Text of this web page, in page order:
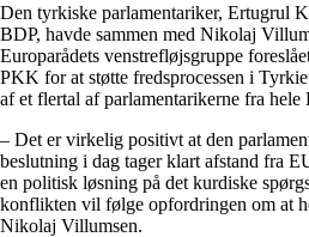
Den tyrkiske parlamentariker, Ertugrul
BDP, havde sammen med Nikolaj
Europarådets venstrefløjsgruppe
PKK for at støtte fredsprocessen i
af et flertal af parlamentarikerne fra hele
– Det er virkelig positivt at den
beslutning i dag tager klart afstand fra
en politisk løsning på det kurdiske
konflikten vil følge opfordringen om at
Nikolaj Villumsen.